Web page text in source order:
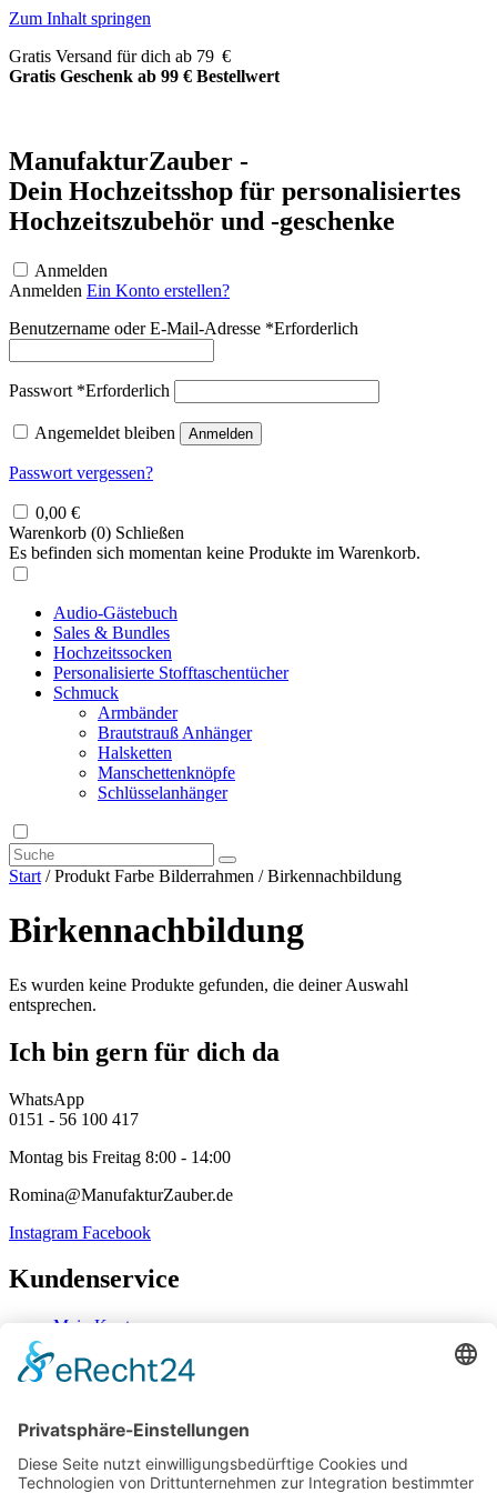
Zum Inhalt springen
Gratis Versand für dich ab 79 €
Gratis Geschenk ab 99 € Bestellwert
ManufakturZauber -
Dein Hochzeitsshop für personalisiertes
Hochzeitszubehör und -geschenke
Anmelden
Anmelden Ein Konto erstellen?
Benutzername oder E-Mail-Adresse *Erforderlich
Passwort *Erforderlich
Angemeldet bleiben Anmelden
Passwort vergessen?
0,00 €
Warenkorb (0) Schließen
Es befinden sich momentan keine Produkte im Warenkorb.
Audio-Gästebuch
Sales & Bundles
Hochzeitssocken
Personalisierte Stofftaschentücher
Schmuck
Armbänder
Brautstrauß Anhänger
Halsketten
Manschettenknöpfe
Schlüsselanhänger
Start / Produkt Farbe Bilderrahmen / Birkennachbildung
Birkennachbildung
Es wurden keine Produkte gefunden, die deiner Auswahl
entsprechen.
Ich bin gern für dich da
WhatsApp
0151 - 56 100 417
Montag bis Freitag 8:00 - 14:00
Romina@ManufakturZauber.de
Instagram Facebook
Kundenservice
Mein Konto
Zahlung & Versand
Widerrufsbelehrung
Mein Konto
Kontakt
Zahlung & Versand
Widerrufsbelehrung